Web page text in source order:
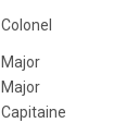
Colonel
Major
Major
Capitaine